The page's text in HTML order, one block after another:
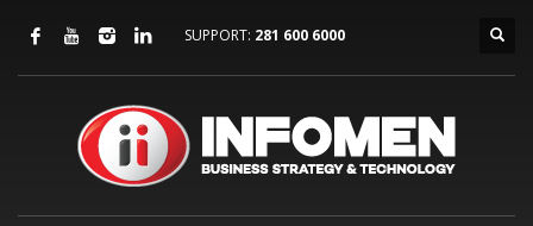
SUPPORT: 281 600 6000